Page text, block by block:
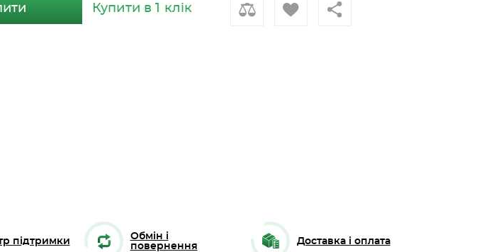
Купити в 1 клік
підтримки
Обмін і
повернення
Доставка і оплата